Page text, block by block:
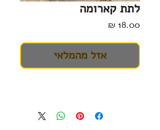
לתת קארומה
אזל מהמלאי